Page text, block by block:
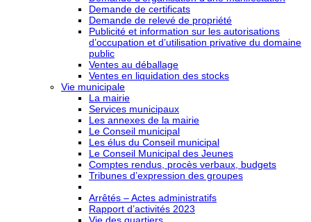
Demande de certificats
Demande de relevé de propriété
Publicité et information sur les autorisations
d’occupation et d’utilisation privative du domaine
public
Ventes au déballage
Ventes en liquidation des stocks
Vie municipale
La mairie
Services municipaux
Les annexes de la mairie
Le Conseil municipal
Les élus du Conseil municipal
Le Conseil Municipal des Jeunes
Comptes rendus, procès verbaux, budgets
Tribunes d’expression des groupes
Arrêtés – Actes administratifs
Rapport d’activités 2023